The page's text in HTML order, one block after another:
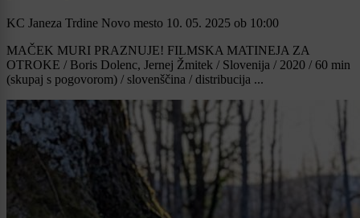
KC Janeza Trdine Novo mesto 10. 05. 2025 ob 10:00
MAČEK MURI PRAZNUJE! FILMSKA MATINEJA ZA
OTROKE / Boris Dolenc, Jernej Žmitek / Slovenija / 2020 / 60 min
(skupaj s pogovorom) / slovenščina / distribucija ...